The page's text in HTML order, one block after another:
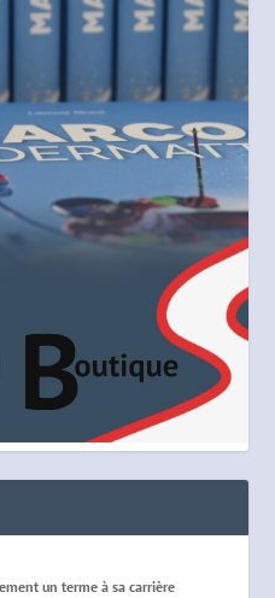
un terme à sa carrière